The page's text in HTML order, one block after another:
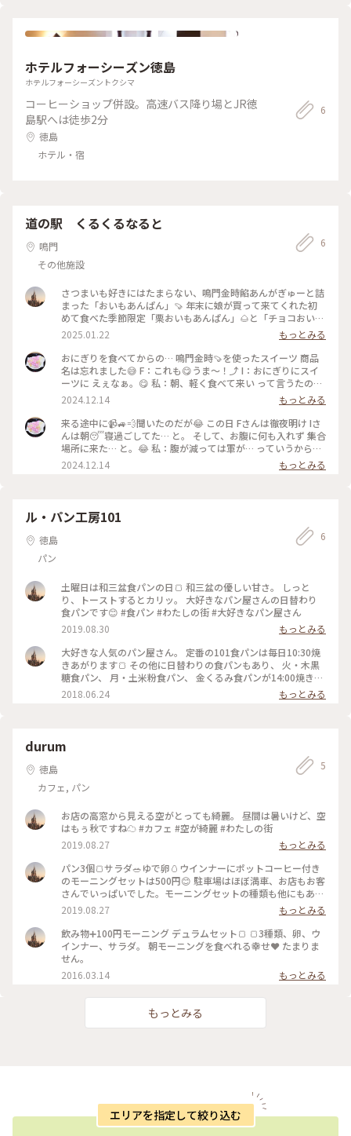
を持って、「歩危マート2号店」店先にある水車から溢れ出る
#夏色さがし
ホテルフォーシーズン徳島
ホテルフォーシーズントクシマ
コーヒーショップ併設。高速バス降り場とJR徳
島駅へは徒歩2分
徳島
ホテル・宿
6
道の駅 くるくるなると
鳴門
その他施設
6
さつまいも好きにはたまらない、鳴門金時餡あんがぎゅーと詰
まった「おいもあんぱん」🍠 年末に娘が買って来てくれた初
めて食べた季節限定「栗おいもあんぱん」🌰と「チョコおいも
あんぱん」🍫これがまた、美味しい〜🍠おいもあんと栗あんた
っぷり、その中に栗が丸ごと1粒🌰の栗おいもあんと、ぎっし
りおもいあんにとろっチョコがたっぷりのチョコおいもあんぱ
ん。これはもぅ、パンじゃなくスイーツでした☺️美味し〜🍠 #
道の駅くるくるなると #おいもあんぱん #さつまいも #鳴
門金時 #ベーカリーイモホレタ #季節限定 #栗おいもあん
ぱん #チョコおいもあんぱん
2025.01.22
もっとみる
おにぎりを食べてからの… 鳴門金時🍠を使ったスイーツ 商品
名は忘れました😅 F：これも😋うま〜！⤴️ I：おにぎりにスイ
ーツに えぇなぁ。😋 私：朝、軽く食べて来い って言うたのに
二人とも食べて来んと… おにぎりにスイーツにって なんで、
あんた等の お腹の空き具合まで考えて ディレクションせな ア
カンねん❗️🫲🤣 I、F：さすがは “ 敏腕 ” ディレクター！👏😁 質
問などが有れば いつも通り きちんと お答えしますよ。😊 #お
でかけどうでしょう #D陣だけでどうでしょう #ゆるふわ系
（？）おでかけ #野外活動取材サークル #不思議ちゃんは遊び
たい #不思議ちゃんの文化人講座 #まめことりっぷ徳島 #まめ
2024.12.14
もっとみる
来る途中に📹️🚙💨聞いたのだが😂 この日 Fさんは徹夜明け Iさ
んは朝😴寝過ごしてた… と。 そして、お腹に何も入れず 集合
場所に来た… と。😂 私：腹が減っては軍が… っていうからな
😅 軽く食べよか。 ということで 3人が選んだ おにぎり。 写真
手前 ２つ Fさんと私の 「雲丹 いくら」 写真 奥 Iさんの 「肉そ
ますよ。😊 #おでかけどうでしょう #D陣だけでどうでしょう
#ゆるふわ系（？）おでかけ #野外活動取材サークル #不思議
ちゃんは遊びたい #不思議ちゃんの文化人講座 #まめことりっ
ぷ徳島 #まめTJとくしま #ちょっと恐るべきさぬきうどん #ゲ
2024.12.14 もっとみる
ル・パン工房101
徳島
パン
6
土曜日は和三盆食パンの日🍞 和三盆の優しい甘さ。 しっと
り、トーストするとカリッ。 大好きなパン屋さんの日替わり
食パンです😊 #食パン #わたしの街 #大好きなパン屋さん
2019.08.30
もっとみる
大好きな人気のパン屋さん。 定番の101食パンは毎日10:30焼
きあがります🍞 その他に日替わりの食パンもあり、 火・木黒
糖食パン、 月・土米粉食パン、 金くるみ食パンが14:00焼きあ
がり🍞 人気なので電話で予約して買いに行きます😊 写真は黒
糖食パン、しっとりした黒糖の優しい甘さが美味くてトースト
の口には入らず「めっちゃ美味しかった！また、買って来て
ぇ」の言葉に、オッシャーとなった食いしん坊の私です😊 #パ
2018.06.24 もっとみる
durum
徳島
カフェ, パン
5
お店の高窓から見える空がとっても綺麗。 昼間は暑いけど、空
はもぅ秋ですね☁️ #カフェ #空が綺麗 #わたしの街
2019.08.27
もっとみる
パン3個🍞サラダ🥗ゆで卵🥚ウインナーにポットコーヒー付き
のモーニングセットは500円😊 駐車場はほぼ満車、お店もお客
さんでいっぱいでした。モーニングセットの種類も他にもあり
ますが、私は1番安いこれを注文、大満足の楽しい1日の始まり
です😊 #カフェ #モーニング #わたしの街
2019.08.27
もっとみる
飲み物➕100円モーニング デュラムセット🍞 🍞3種類、卵、ウ
インナー、サラダ。 朝モーニングを食べれる幸せ❤️ たまりま
せん。
2016.03.14
もっとみる
もっとみる
エリアを指定して絞り込む